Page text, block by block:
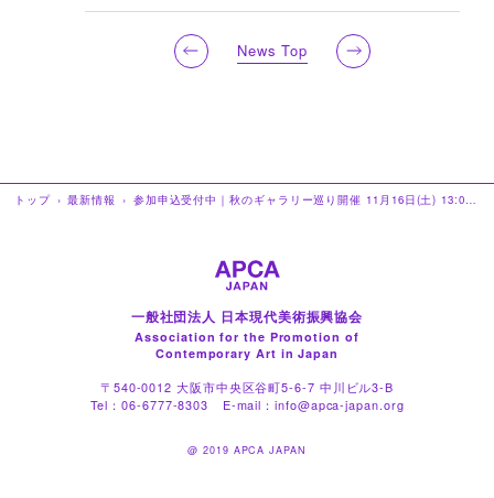
News Top
トップ›最新情報 › 参加申込受付中｜秋のギャラリー巡り開催 11月16日(土) 13:00〜
一般社団法人 日本現代美術振興協会
Association for the Promotion of
Contemporary Art in Japan
〒540-0012 大阪市中央区谷町5-6-7 中川ビル3-B
Tel：06-6777-8303 E-mail：info@apca-japan.org
@ 2019 APCA JAPAN